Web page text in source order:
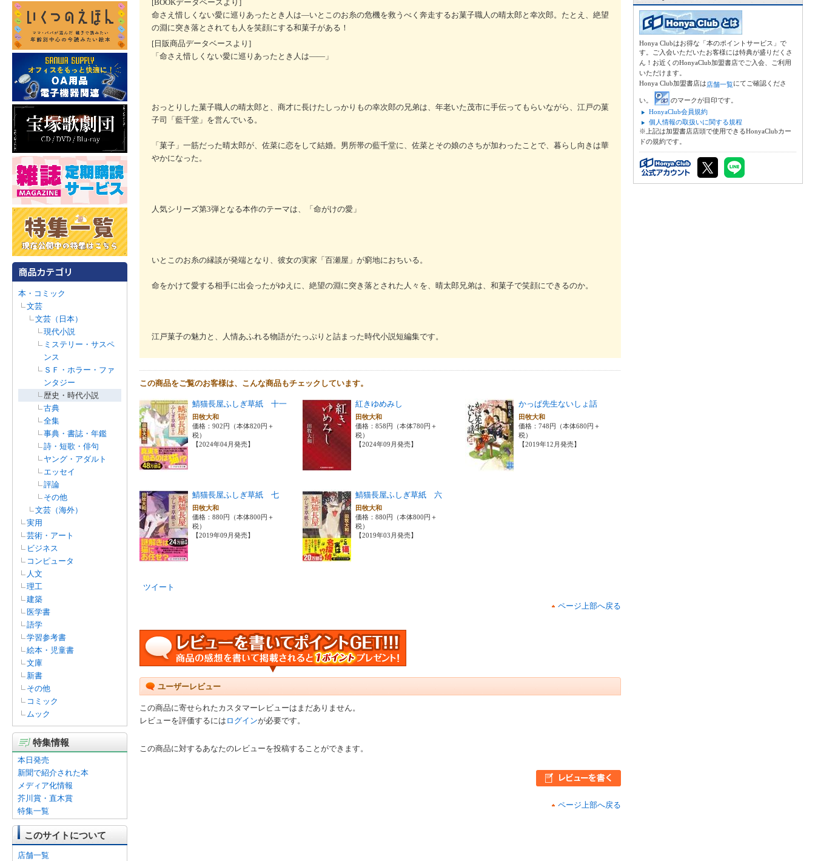
本・コミック
文芸
文芸（日本）
現代小説
ミステリー・サスペ
ンス
ＳＦ・ホラー・ファ
ンタジー
歴史・時代小説
古典
全集
事典・書誌・年鑑
詩・短歌・俳句
ヤング・アダルト
エッセイ
評論
その他
文芸（海外）
実用
芸術・アート
ビジネス
コンピュータ
人文
理工
建築
医学書
語学
学習参考書
絵本・児童書
文庫
新書
その他
コミック
ムック
特集情報
本日発売
新聞で紹介された本
メディア化情報
芥川賞・直木賞
特集一覧
このサイトについて
店舗一覧
[BOOKデータベースより]
命さえ惜しくない愛に巡りあったとき人は―いとこのお糸の危機を救うべく奔走するお菓子職人の晴太郎と幸次郎。たとえ、絶望
の淵に突き落とされても人を笑顔にする和菓子がある！
[日販商品データベースより]
「命さえ惜しくない愛に巡りあったとき人は――」
おっとりした菓子職人の晴太郎と、商才に長けたしっかりもの幸次郎の兄弟は、年老いた茂市に手伝ってもらいながら、江戸の菓
子司「藍千堂」を営んでいる。
「菓子」一筋だった晴太郎が、佐菜に恋をして結婚。男所帯の藍千堂に、佐菜とその娘のさちが加わったことで、暮らし向きは華
やかになった。
人気シリーズ第3弾となる本作のテーマは、「命がけの愛」
いとこのお糸の縁談が発端となり、彼女の実家「百瀬屋」が窮地におちいる。
命をかけて愛する相手に出会ったがゆえに、絶望の淵に突き落とされた人々を、晴太郎兄弟は、和菓子で笑顔にできるのか。
江戸菓子の魅力と、人情あふれる物語がたっぷりと詰まった時代小説短編集です。
この商品をご覧のお客様は、こんな商品もチェックしています。
鯖猫長屋ふしぎ草紙 十一
田牧大和
価格：902円（本体820円＋
税）
【2024年04月発売】
紅きゆめみし
田牧大和
価格：858円（本体780円＋
税）
【2024年09月発売】
かっぱ先生ないしょ話
田牧大和
価格：748円（本体680円＋
税）
【2019年12月発売】
鯖猫長屋ふしぎ草紙 七
田牧大和
価格：880円（本体800円＋
税）
【2019年09月発売】
鯖猫長屋ふしぎ草紙 六
田牧大和
価格：880円（本体800円＋
税）
【2019年03月発売】
ツイート
ページ上部へ戻る
ユーザーレビュー
この商品に寄せられたカスタマーレビューはまだありません。
レビューを評価するには ログインが必要です。
この商品に対するあなたのレビューを投稿することができます。
ページ上部へ戻る
Honya Clubはお得な「本のポイントサービス」で
す。ご入会いただいたお客様には特典が盛りだくさ
ん！お近くのHonyaClub加盟書店でご入会、ご利用
いただけます。
Honya Club加盟書店は店舗一覧にてご確認くださ
い。
のマークが目印です。
HonyaClub会員規約
個人情報の取扱いに関する規程
※上記は加盟書店店頭で使用できるHonyaClubカー
ドの規約です。